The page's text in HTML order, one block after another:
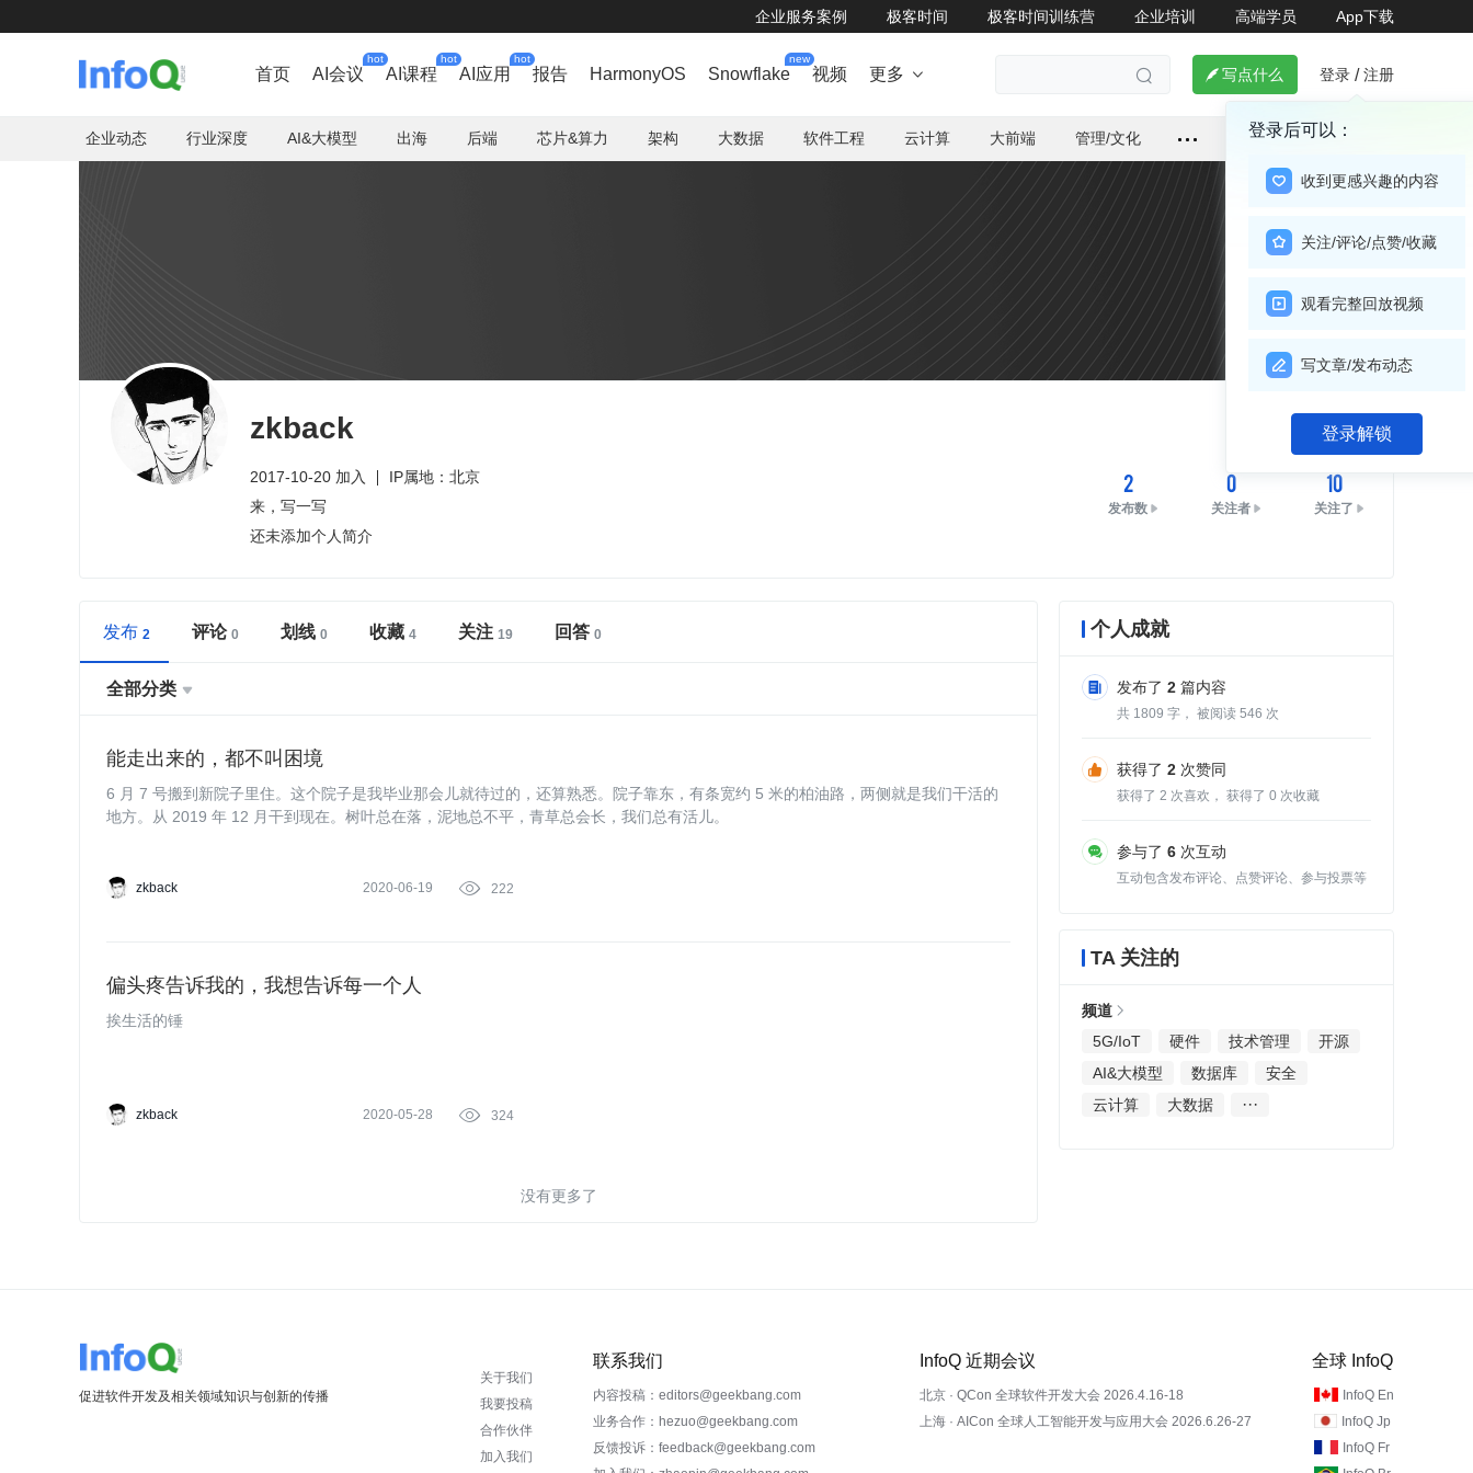
企业服务案例 极客时间 极客时间训练营 企业培训 高端学员 App下载
首页 AI会议
hot
AI课程
hot
AI应用
hot
报告 HarmonyOS Snowflake
new
视频 更多    写点什么 登录 / 注册
登录后可以：
收到更感兴趣的内容
关注/评论/点赞/收藏
观看完整回放视频
写文章/发布动态
登录解锁
企业动态 行业深度 AI&大模型 出海 后端 芯片&算力 架构 大数据 软件工程 云计算 大前端 管理/文化
zkback
2017-10-20 加入
IP属地：北京
来，写一写
还未添加个人简介
关注
2
发布数
0
关注者
10
关注了
发布 评论 划线 收藏 关注 回答
全部分类 
能走出来的，都不叫困境
6 月 7 号搬到新院子里住。这个院子是我毕业那会儿就待过的，还算熟悉。院子靠东，有条宽约 5 米的柏油路，两侧就是我们干活的
地方。从 2019 年 12 月干到现在。树叶总在落，泥地总不平，青草总会长，我们总有活儿。
zkback 2020-06-19  222
偏头疼告诉我的，我想告诉每一个人
挨生活的锤
zkback 2020-05-28  324
没有更多了
个人成就
发布了 2 篇内容
共 1809 字， 被阅读 546 次
获得了 2 次赞同
获得了 2 次喜欢， 获得了 0 次收藏
参与了 6 次互动
互动包含发布评论、点赞评论、参与投票等
TA 关注的
频道
5G/IoT
硬件 技术管理
开源
AI&大模型
数据库
安全
云计算
大数据 ···
促进软件开发及相关领域知识与创新的传播
关于我们
我要投稿
合作伙伴
加入我们
联系我们
内容投稿：editors@geekbang.com
业务合作：hezuo@geekbang.com
反馈投诉：feedback@geekbang.com
InfoQ 近期会议
北京 · QCon 全球软件开发大会 2026.4.16-18
上海 · AICon 全球人工智能开发与应用大会 2026.6.26-27
全球 InfoQ
InfoQ En
InfoQ Jp
InfoQ Fr